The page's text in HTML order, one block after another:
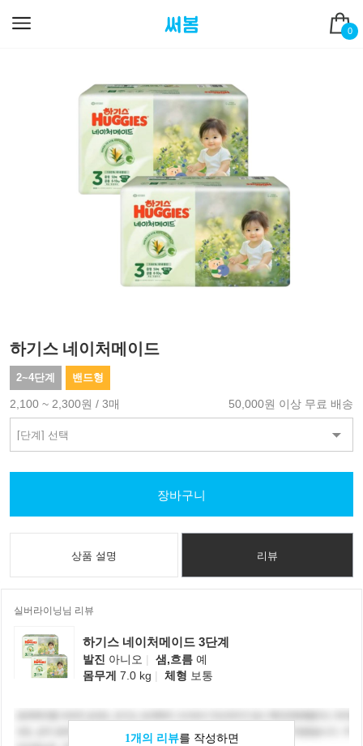
0
하기스 네이처메이드
2~4단계 밴드형
2,100 ~ 2,300원 / 3매 50,000원 이상 무료 배송
장바구니
상품 설명 리뷰
실버라이닝님 리뷰
하기스 네이처메이드 3단계
발진 아니오 | 샘,흐름 예
몸무게 7.0 kg | 체형 보통
1개의 리뷰를 작성하면